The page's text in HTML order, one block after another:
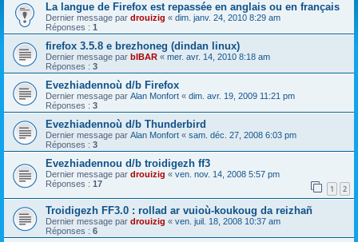
La langue de Firefox est repassée en anglais ou en français
Dernier message par drouizig « dim. janv. 24, 2010 8:29 am
Réponses : 1
firefox 3.5.8 e brezhoneg (dindan linux)
Dernier message par bIBAR « mer. avr. 14, 2010 8:18 am
Réponses : 3
Evezhiadennoù d/b Firefox
Dernier message par Alan Monfort « dim. avr. 19, 2009 11:21 pm
Réponses : 3
Evezhiadennoù d/b Thunderbird
Dernier message par Alan Monfort « sam. déc. 27, 2008 6:03 pm
Réponses : 3
Evezhiadennou d/b troidigezh ff3
Dernier message par drouizig « ven. nov. 14, 2008 5:57 pm
Réponses : 17 1 2
Troidigezh FF3.0 : rollad ar vuioù-koukoug da reizhañ
Dernier message par drouizig « ven. juil. 18, 2008 10:37 am
Réponses : 6